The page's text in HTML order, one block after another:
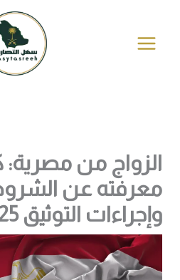
المحتوى
الزواج من مصرية:
معرفته عن
وإجراءات التوثيق 2025